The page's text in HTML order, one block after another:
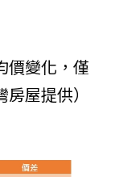
價變化，僅
屋提供）